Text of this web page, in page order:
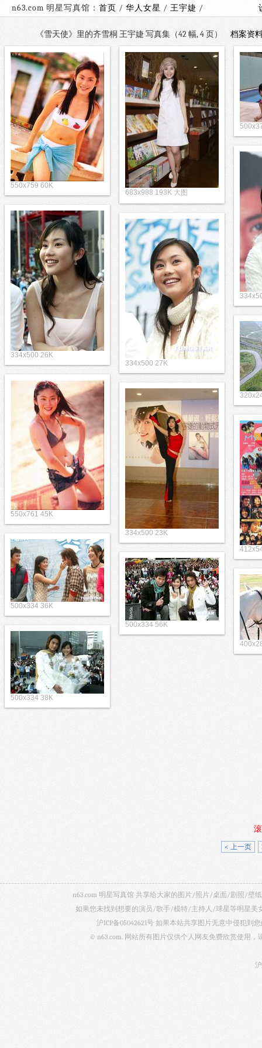
n63.com 明星写真馆： 首页 / 华人女星 / 王宇婕 /
《雪天使》里的齐雪桐 王宇婕 写真集（42 幅, 4 页） 档案资
550x759 60K
683x988 193K 大图
334x500 26K
334x500 27K
550x761 45K
334x500 23K
500x334 36K
500x334 56K
500x334 38K
< 上一页
n63.com 明星写真馆 共享给大家的图片/照片/桌面/剧照/壁
如果您未找到想要的演员/歌手/模特/主持人/球星等明星美
沪ICP备05042621号 如果本站共享图片无意中侵犯到
© n63.com. 网站所有图片仅供个人网友免费欣赏使用